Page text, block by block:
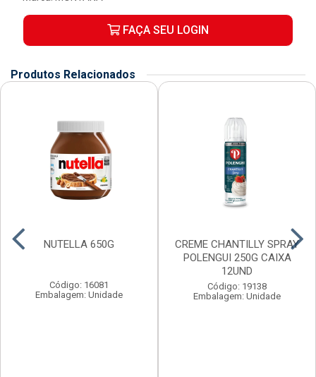
FAÇA SEU LOGIN
Produtos Relacionados
NUTELLA 650G
Código: 16081
Embalagem: Unidade
CREME CHANTILLY SPRAY
POLENGUI 250G CAIXA
12UND
Código: 19138
Embalagem: Unidade